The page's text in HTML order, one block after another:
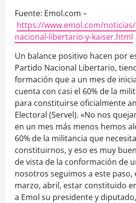
Fuente: Emol.com –
https://www.emol.com/
nacional-libertario-y-kaiser.html
Un balance positivo hacen por
Partido Nacional Libertario,
formación que a un mes de
cuenta con casi el 60% de la
para constituirse oficialmente
Electoral (Servel). «No nos
en un mes más menos hemos
60% de la militancia que
constituirnos, y eso es muy
de vista de la conformación de
nosotros seguimos a este paso,
marzo, abril, estar constituido
a Emol su presidente y